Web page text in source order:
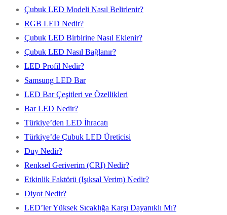
Çubuk LED Modeli Nasıl Belirlenir?
RGB LED Nedir?
Çubuk LED Birbirine Nasıl Eklenir?
Çubuk LED Nasıl Bağlanır?
LED Profil Nedir?
Samsung LED Bar
LED Bar Çeşitleri ve Özellikleri
Bar LED Nedir?
Türkiye’den LED İhracatı
Türkiye’de Çubuk LED Üreticisi
Duy Nedir?
Renksel Geriverim (CRI) Nedir?
Etkinlik Faktörü (Işıksal Verim) Nedir?
Diyot Nedir?
LED’ler Yüksek Sıcaklığa Karşı Dayanıklı Mı?